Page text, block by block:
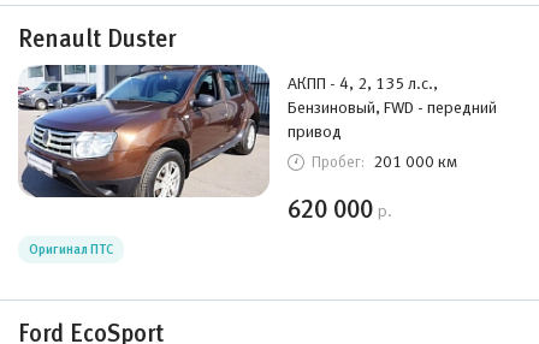
Renault Duster
АКПП - 4, 2, 135 л.с.,
Бензиновый, FWD - передний
привод
Пробег: 201 000 км
620 000 р.
Оригинал ПТС
Ford EcoSport